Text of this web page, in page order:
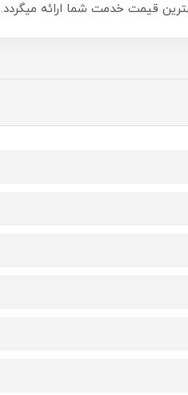
قیمت خدمت شما ارائه میگردد.